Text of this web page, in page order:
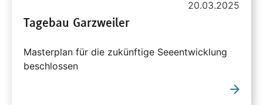
20.03.2025
Tagebau Garzweiler
Masterplan für die zukünftige Seeentwicklung
beschlossen